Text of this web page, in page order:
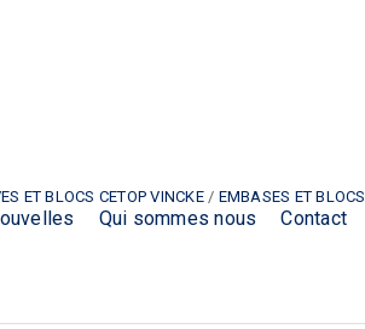
Qui sommes nous Contact
ET BLOCS CETOP VINCKE/ EMBASES ET BLOCS